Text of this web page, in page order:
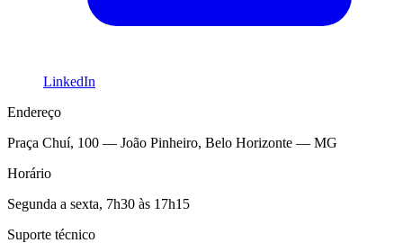
LinkedIn
Endereço
Praça Chuí, 100 — João Pinheiro, Belo Horizonte — MG
Horário
Segunda a sexta, 7h30 às 17h15
Suporte técnico